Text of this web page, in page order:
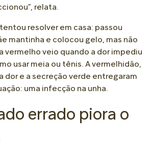
relata.
resolver em casa: passou
mantinha e colocou gelo, mas não
vermelho veio quando a dor impediu
usar meia ou tênis. A vermelhidão,
dor e a secreção verde entregaram
uma infecção na unha.
errado piora o